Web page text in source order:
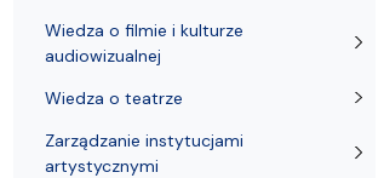
Wiedza o filmie i kulturze
audiowizualnej
Wiedza o teatrze
Zarządzanie instytucjami
artystycznymi